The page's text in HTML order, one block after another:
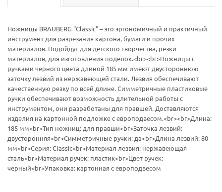
Ножницы BRAUBERG "Classic" – это эргономичный и практичный
инструмент для разрезания картона, бумаги и прочих
материалов. Подойдут для детского творчества, резки
материалов, для изготовления поделок.<br><br>Ножницы с
ручками черного цвета длиной 185 мм имеют двустороннюю
заточку лезвий из нержавеющей стали. Лезвия обеспечивают
качественную резку по всей длине. Симметричные пластиковые
ручки обеспечивают возможность длительной работы с
инструментом, они разработаны для правшей. Доставляются
изделия на картонной подложке с европодвесом.<br><br>Длина:
185 мм<br>Тип ножниц: для правши<br>Заточка лезвий:
двусторонняя<br>Симметричные ручки: да<br>Длина лезвий: 80
мм<br>Серия: Classic<br>Материал лезвия: нержавеющая
сталь<br>Материал ручек: пластик<br>Цвет ручек:
черный<br>Упаковка: картонная с европодвесом